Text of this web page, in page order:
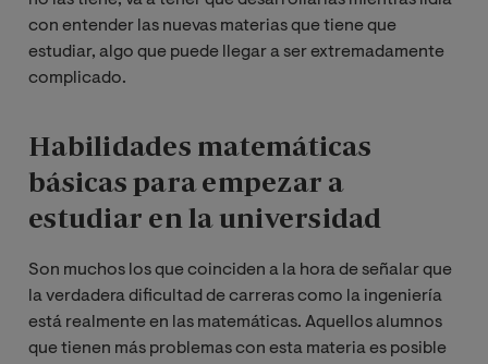
con entender las nuevas materias que tiene que
estudiar, algo que puede llegar a ser extremadamente
complicado.
Habilidades matemáticas
básicas para empezar a
estudiar en la universidad
Son muchos los que coinciden a la hora de señalar que
la verdadera dificultad de carreras como la ingeniería
está realmente en las matemáticas. Aquellos alumnos
que tienen más problemas con esta materia es posible